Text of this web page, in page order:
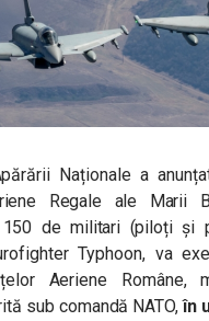
Naționale a
Regale ale Marii
150 de militari (piloți și
Typhoon, va
Aeriene Române,
sub comandă NATO,în